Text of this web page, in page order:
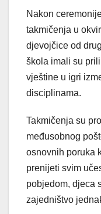
Nakon
takmičenja u
djevojčice od
škola imali su
vještine u igri
disciplinama.
Takmičenja su
međusobnog
osnovnih poruka
prenijeti svim
pobjedom, djeca
zajedništvo